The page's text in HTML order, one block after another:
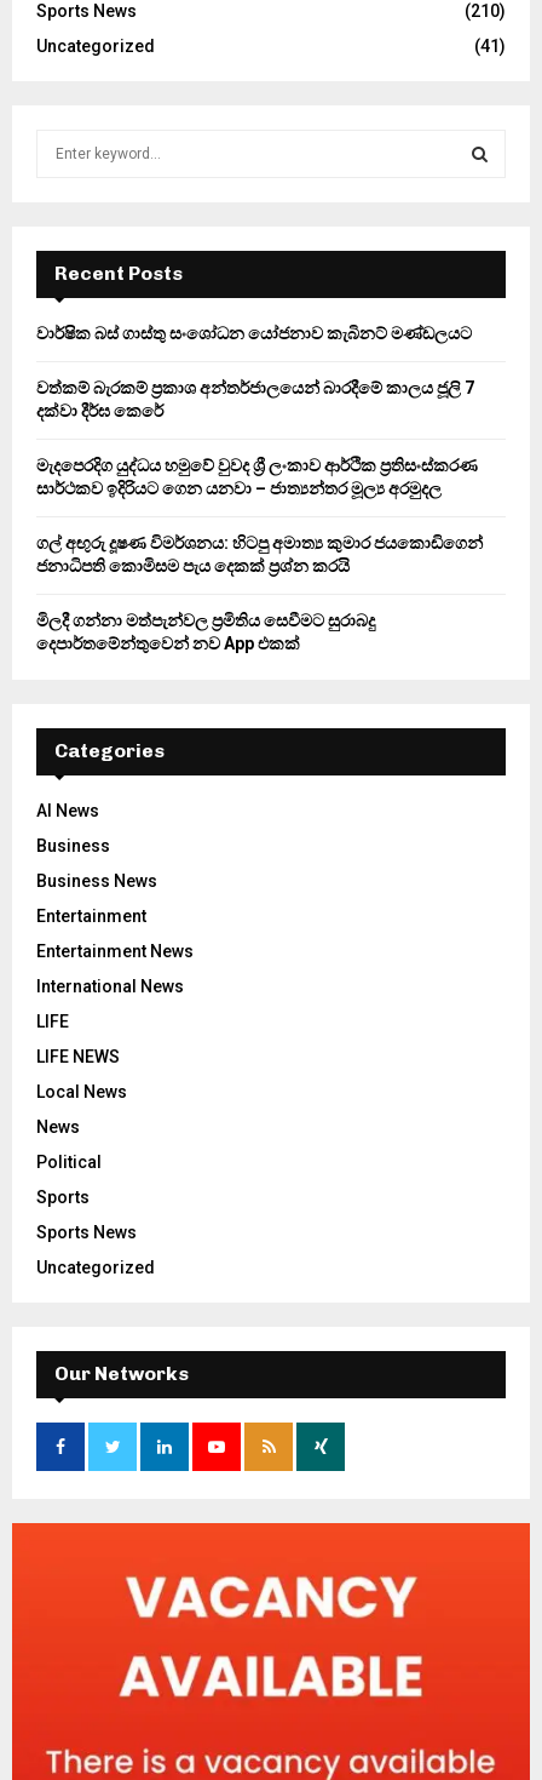
Sports News
(210)
Uncategorized
(41)
f
r
E
A
Recent Posts
වාර්ෂික බස් ගාස්තු සංශෝධන යෝජනාව කැබිනට් මණ්ඩලයට
වත්කම් බැරකම් ප්‍රකාශ අන්තර්ජාලයෙන් බාරදීමේ කාලය ජූලි 7
දක්වා දීර්ඝ කෙරේ
මැදපෙරදිග යුද්ධය හමුවේ වුවද ශ්‍රී ලංකාව ආර්ථික ප්‍රතිසංස්කරණ
සාර්ථකව ඉදිරියට ගෙන යනවා – ජාත්‍යන්තර මූල්‍ය අරමුදල
ගල් අඟුරු දූෂණ විමර්ශනය: හිටපු අමාත්‍ය කුමාර ජයකොඩිගෙන්
ජනාධිපති කොමිසම පැය දෙකක් ප්‍රශ්න කරයි
මිලදී ගන්නා මත්පැන්වල ප්‍රමිතිය සෙවීමට සුරාබදු
දෙපාර්තමේන්තුවෙන් නව App එකක්
Categories
AI News
Business
Business News
Entertainment
Entertainment News
International News
LIFE
LIFE NEWS
Local News
News
Political
Sports
Sports News
Uncategorized
Our Networks